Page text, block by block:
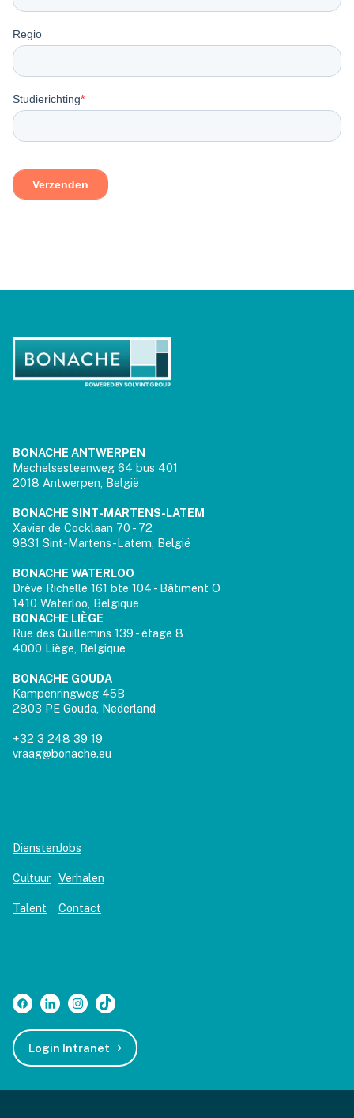
BONACHE ANTWERPEN
Mechelsesteenweg 64 bus 401
2018 Antwerpen, België
BONACHE SINT-MARTENS-LATEM
Xavier de Cocklaan 70 - 72
9831 Sint-Martens-Latem, België
BONACHE WATERLOO
Drève Richelle 161 bte 104 - Bâtiment O
1410 Waterloo, Belgique
BONACHE LIÈGE
Rue des Guillemins 139 - étage 8
4000 Liège, Belgique
BONACHE GOUDA
Kampenringweg 45B
2803 PE Gouda, Nederland
+32 3 248 39 19
vraag@bonache.eu
Diensten
Cultuur
Talent
Jobs
Verhalen
Contact
Login Intranet